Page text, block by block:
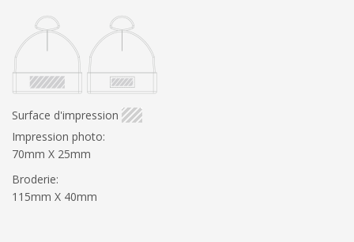
Surface d'impression
Impression photo:
70mm X 25mm
Broderie:
115mm X 40mm